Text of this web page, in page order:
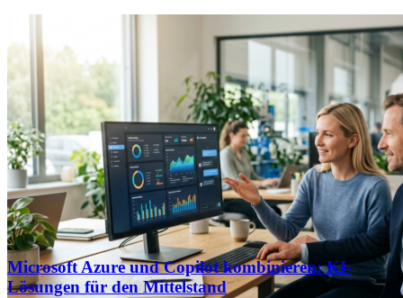
Microsoft Azure und Copilot kombinieren: KI-
Lösungen für den Mittelstand